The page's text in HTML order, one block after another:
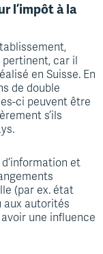
l’impôt à la
car il
en Suisse. En
de double
ci peuvent être
s’ils
et
(par ex. état
aux autorités
une influence